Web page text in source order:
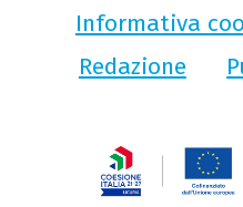
Informativa
Redazione